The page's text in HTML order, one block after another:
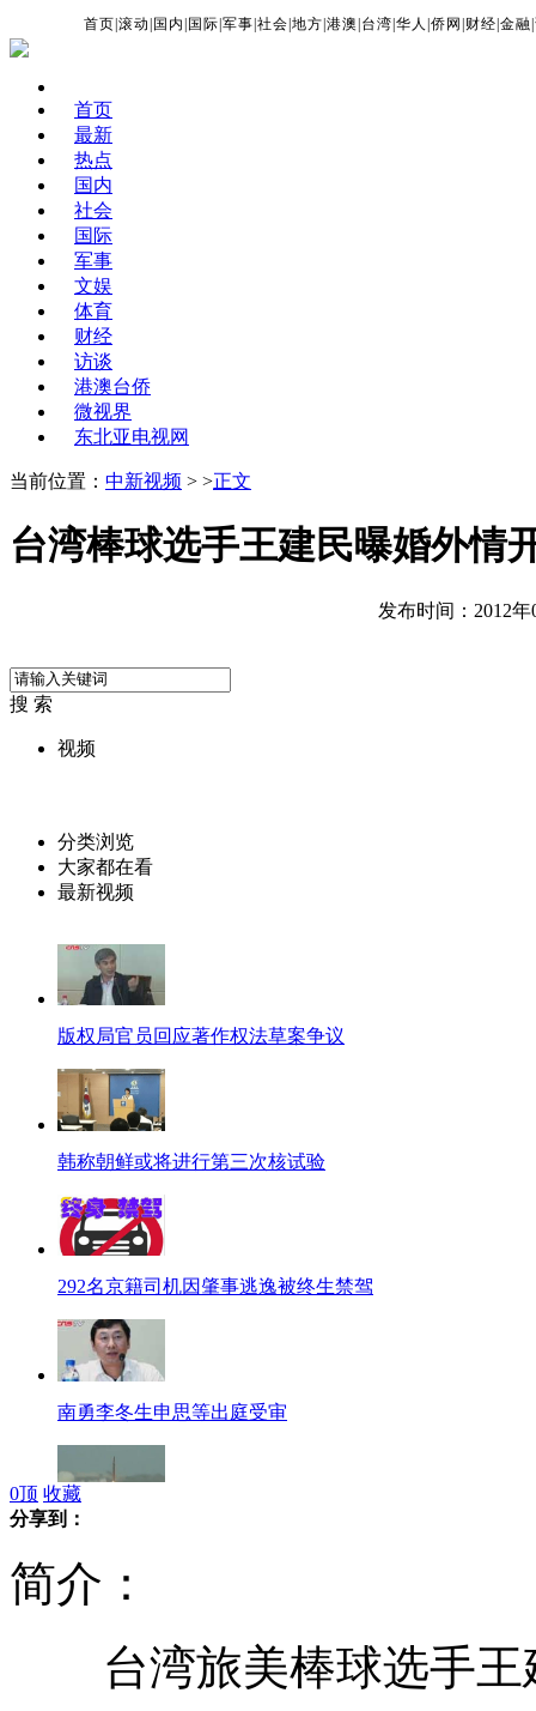
首页 |滚动 国内 国际 |军事 |社会 |地方 |港澳 台湾 |华人 |侨网 财经 |金融 |
首页
最新
热点
国内
社会
国际
军事
文娱
体育
财经
访谈
港澳台侨
微视界
东北亚电视网
当前位置： 中新视频 > >正文
台湾棒球选手王建民曝婚外情
发布时间：2012年
搜 索
视频
分类浏览
大家都在看
最新视频
版权局官员回应著作权法草案争议
韩称朝鲜或将进行第三次核试验
292名京籍司机因肇事逃逸被终生禁驾
南勇李冬生申思等出庭受审
数百学生停课冒雨祭典比干引争议
0顶 收藏
分享到：
简介：
台湾旅美棒球选手王